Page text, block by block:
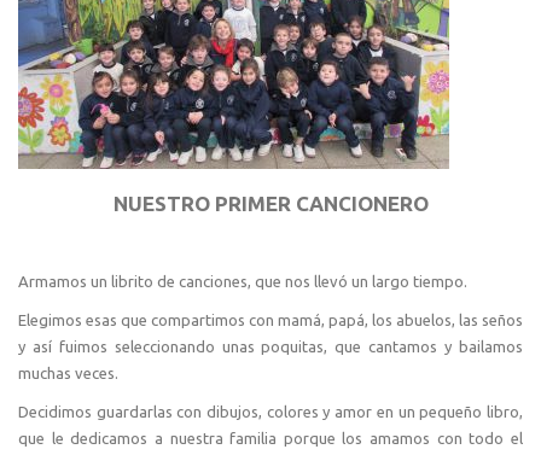
NUESTRO PRIMER CANCIONERO
Armamos un librito de canciones, que nos llevó un largo tiempo.
Elegimos esas que compartimos con mamá, papá, los abuelos, las seños
y así fuimos seleccionando unas poquitas, que cantamos y bailamos
muchas veces.
Decidimos guardarlas con dibujos, colores y amor en un pequeño libro,
que le dedicamos a nuestra familia porque los amamos con todo el